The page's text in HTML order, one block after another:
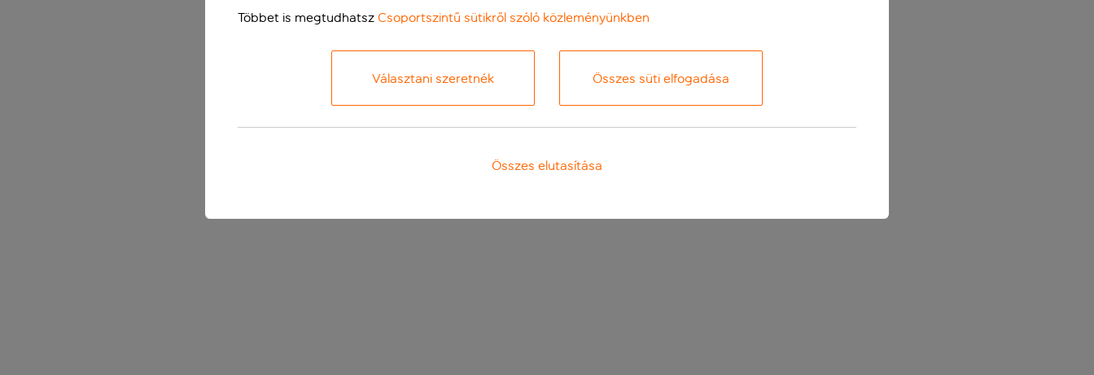
Többet is megtudhatsz Csoportszintű sütikről szóló közleményünkben
Választani szeretnék Összes süti elfogadása
Összes elutasítása